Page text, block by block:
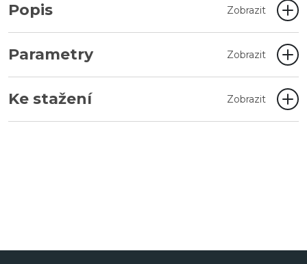
Popis Zobrazit
Parametry Zobrazit
Ke stažení Zobrazit